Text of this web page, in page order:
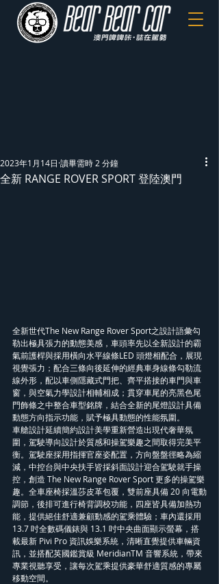
全新 RANGE ROVER SPORT 登陸澳門
2023年1月14日 讀畢需時 2 分鐘
全新世代The New Range Rover Sport之設計語彙勾
勒出極具張力的動態美感，車頭率先以全新設計的霸
氣前護桿與採用橫向水平線條LED 頭燈相配合，展現
視覺張力；配合三條向後延伸的經典車身線條勾勒流
線外形，配以車側隱藏式門把、齊平搭接的車門與車
窗，與空氣力學設計相輔相成；貫穿車尾的亮黑色尾
門飾條之中整合車型銘牌，結合全新的尾燈設計具備
動態方向指示功能，賦予極具動態的性能氛圍。
車艙設計延續簡約設計美學重新營造出現代奢華氛
圍，駕駛導向設計於質感和操駕樂趣之間取得完美平
衡。駕駛座採用指揮官座姿配置，方向盤盤徑略為縮
減，中控台與中央扶手皆採斜面設計迎合駕駛就手操
控，創造 The New Range Rover Sport 更多的操駕樂
趣。全車座椅採溫莎皮革包覆，雙前座具備 20 向電動
調節，後排可進行椅背調校功能，四座皆具備加熱功
能，提供絕佳舒適兼顧動感的駕乘體驗；車內還採用
13.7 吋全數碼儀錶與 13.1 吋中央曲面顯示螢幕，搭
載最新 Pivi Pro 資訊娛樂系統，清晰直覺提供車輛資
訊，並搭配英國鑑賞級 MeridianTM 音響系統，帶來
專業視聽享受，讓每次駕乘提供豪華舒適質感的專屬
移動空間。